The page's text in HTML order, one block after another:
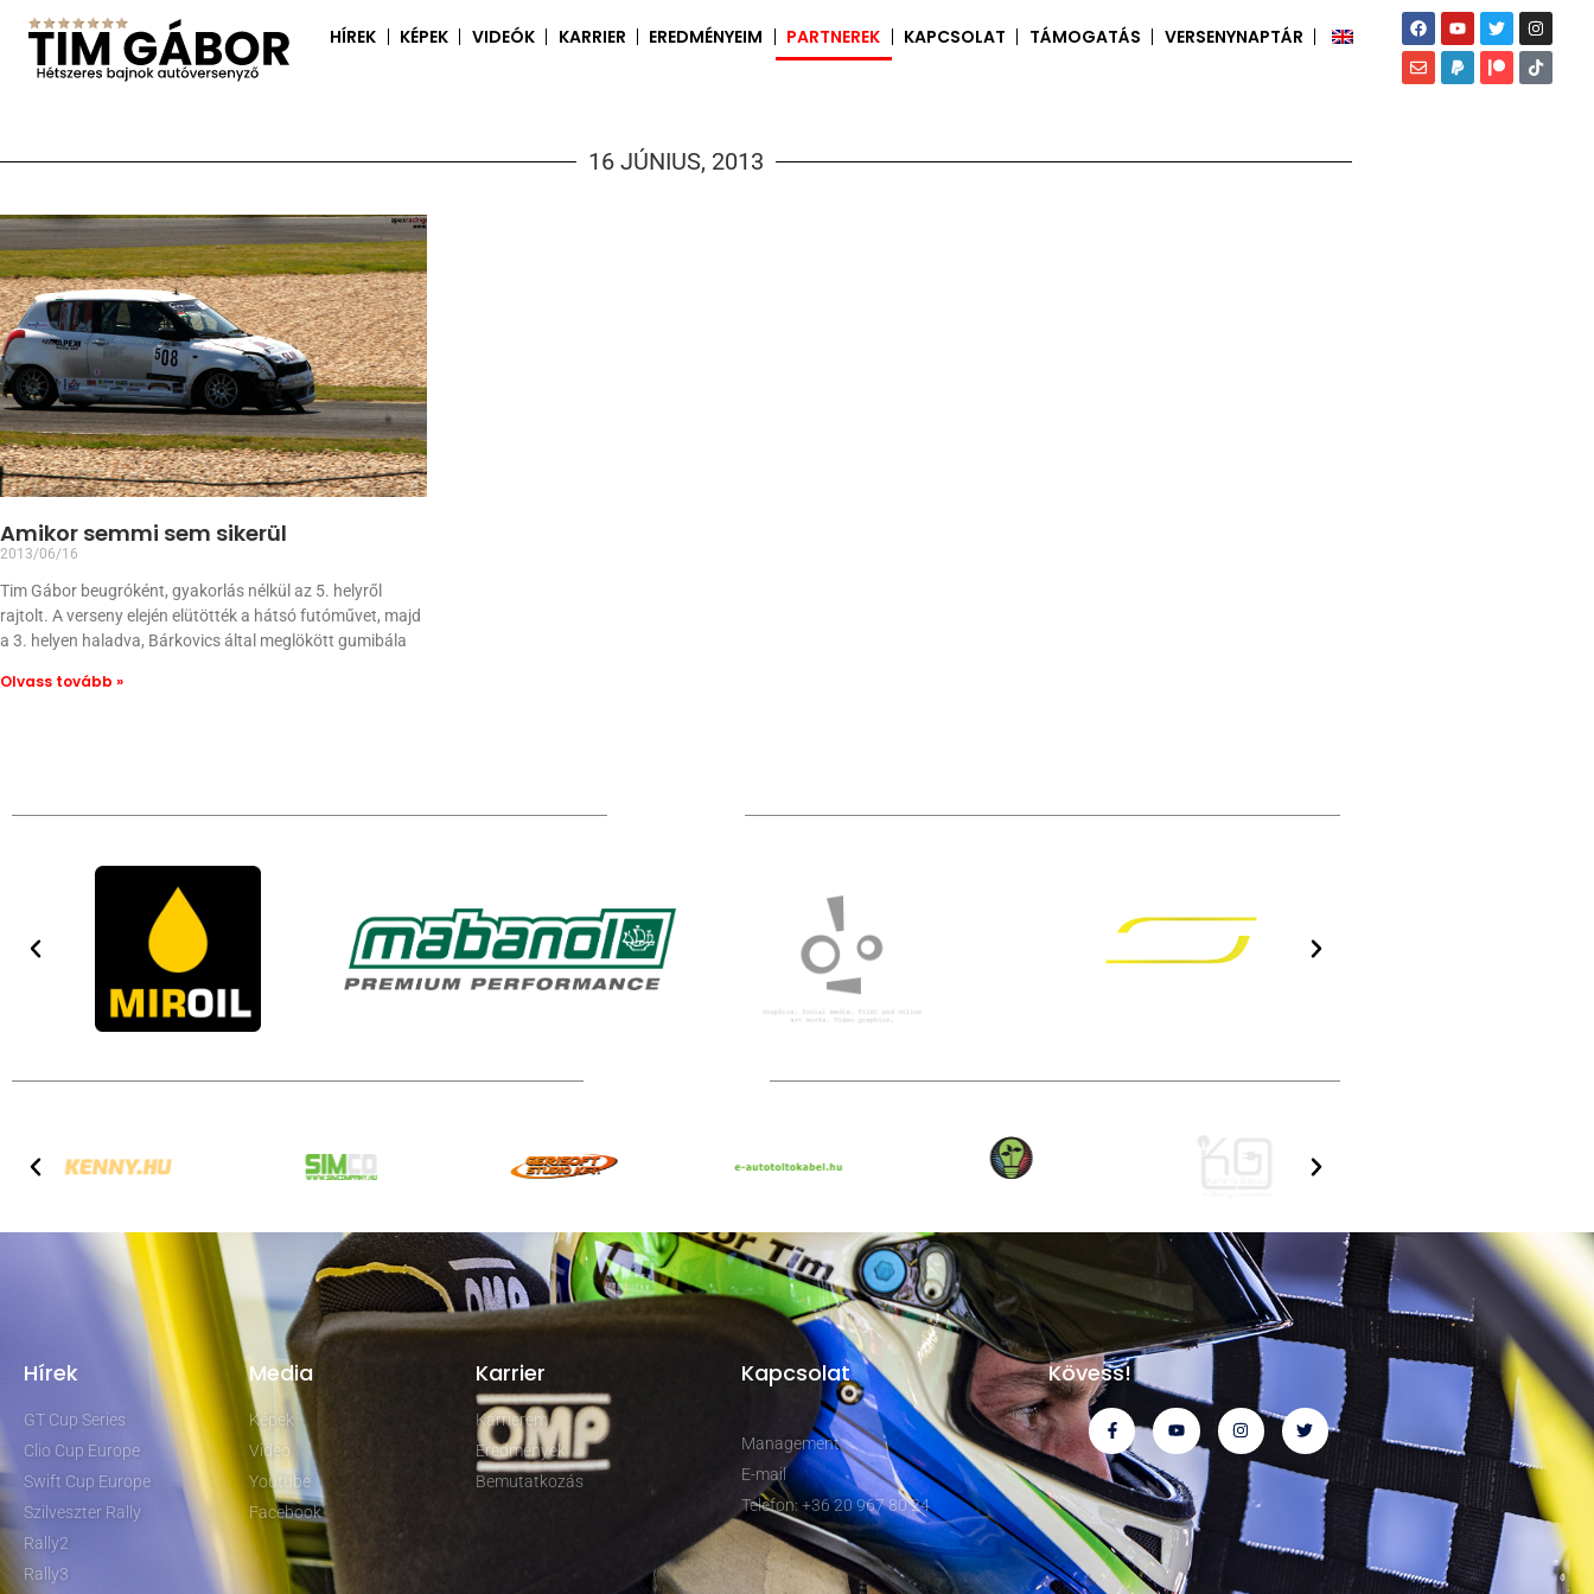
HÍREK KÉPEK VIDEÓK KARRIER EREDMÉNYEIM PARTNEREK KAPCSOLAT TÁMOGATÁS VERSENYNAPTÁR
16 JÚNIUS, 2013
Amikor semmi sem sikerül
2013/06/16
Tim Gábor beugróként, gyakorlás nélkül az 5. helyről
rajtolt. A verseny elején elütötték a hátsó futóművet, majd
a 3. helyen haladva, Bárkovics által meglökött gumibála
Olvass tovább »
Hírek
GT Cup Series
Clio Cup Europe
Swift Cup Europe
Szilveszter Rally
Rally2
Rally3
Media
Képek
Video
Youtube
Facebook
Karrier
Karrierem
Eredmények
Bemutatkozás
Kapcsolat
Management
E-mail
Telefon: +36 20 967 80 24
Kövess!